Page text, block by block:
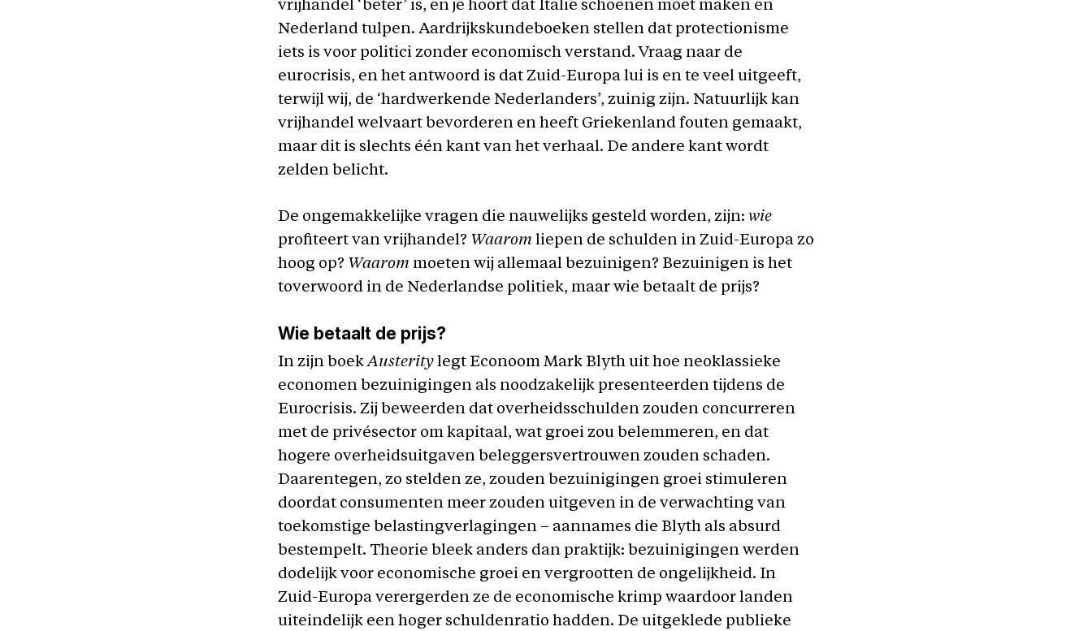
vrijhandel ‘beter’ is, en je hoort dat Italië schoenen moet maken en
Nederland tulpen. Aardrijkskundeboeken stellen dat protectionisme
iets is voor politici zonder economisch verstand. Vraag naar de
eurocrisis, en het antwoord is dat Zuid-Europa lui is en te veel uitgeeft,
terwijl wij, de ‘hardwerkende Nederlanders’, zuinig zijn. Natuurlijk kan
vrijhandel welvaart bevorderen en heeft Griekenland fouten gemaakt,
maar dit is slechts één kant van het verhaal. De andere kant wordt
zelden belicht.
De ongemakkelijke vragen die nauwelijks gesteld worden, zijn: wie
profiteert van vrijhandel? Waarom liepen de schulden in Zuid-Europa zo
hoog op? Waarom moeten wij allemaal bezuinigen? Bezuinigen is het
toverwoord in de Nederlandse politiek, maar wie betaalt de prijs?
Wie betaalt de prijs?
In zijn boekAusterity legt Econoom Mark Blyth uit hoe neoklassieke
economen bezuinigingen als noodzakelijk presenteerden tijdens de
Eurocrisis. Zij beweerden dat overheidsschulden zouden concurreren
met de privésector om kapitaal, wat groei zou belemmeren, en dat
hogere overheidsuitgaven beleggersvertrouwen zouden schaden.
Daarentegen, zo stelden ze, zouden bezuinigingen groei stimuleren
doordat consumenten meer zouden uitgeven in de verwachting van
toekomstige belastingverlagingen – aannames die Blyth als absurd
bestempelt. Theorie bleek anders dan praktijk: bezuinigingen werden
dodelijk voor economische groei en vergrootten de ongelijkheid. In
Zuid-Europa verergerden ze de economische krimp waardoor landen
uiteindelijk een hoger schuldenratio hadden. De uitgeklede publieke